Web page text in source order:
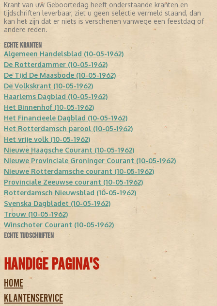
Krant van uw Geboortedag heeft onderstaande kranten en
tijdschriften leverbaar, ziet u geen selectie vermeld staand, dan
kan het zijn dat er niets is verschenen vanwege een feestdag of
andere reden.
ECHTE KRANTEN
Algemeen Handelsblad (10-05-1962)
De Rotterdammer (10-05-1962)
De Tijd De Maasbode (10-05-1962)
De Volkskrant (10-05-1962)
Haarlems Dagblad (10-05-1962)
Het Binnenhof (10-05-1962)
Het Financieele Dagblad (10-05-1962)
Het Rotterdamsch parool (10-05-1962)
Het vrije volk (10-05-1962)
Nieuwe Haagsche Courant (10-05-1962)
Nieuwe Provinciale Groninger Courant (10-05-1962)
Nieuwe Rotterdamsche courant (10-05-1962)
Provinciale Zeeuwse courant (10-05-1962)
Rotterdamsch Nieuwsblad (10-05-1962)
Svenska Dagbladet (10-05-1962)
Trouw (10-05-1962)
Winschoter Courant (10-05-1962)
ECHTE TIJDSCHRIFTEN
HANDIGE PAGINA'S
HOME
KLANTENSERVICE